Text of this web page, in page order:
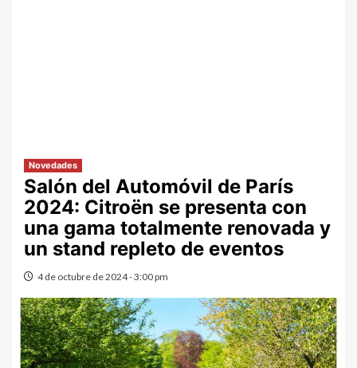
Novedades
Salón del Automóvil de París
2024: Citroën se presenta con
una gama totalmente renovada y
un stand repleto de eventos
4 de octubre de 2024 - 3:00 pm